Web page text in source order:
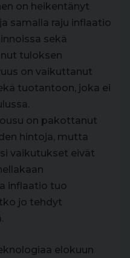
on heikentänyt
samalla raju inflaatio
sekä
tuloksen
on vaikuttanut
tuotantoon, joka ei
on pakottanut
hintoja, mutta
vaikutukset eivät
inflaatio tuo
jo tehdyt
elokuun